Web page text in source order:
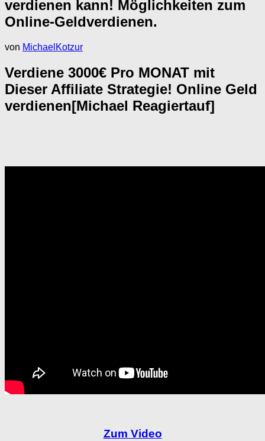
verdienen kann! Möglichkeiten zum
Online-Geldverdienen.
von MichaelKotzur
Verdiene 3000€ Pro MONAT mit
Dieser Affiliate Strategie! Online Geld
verdienen[Michael Reagiertauf]
Zum Video